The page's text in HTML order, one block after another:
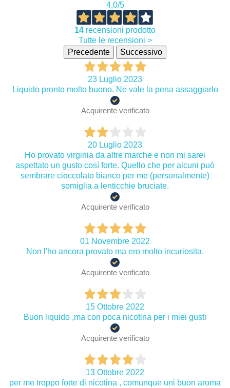
4,0/5
14 recensioni prodotto
Tutte le recensioni >
Precedente
Successivo
23 Luglio 2023
Liquido pronto molto buono. Ne vale la pena assaggiarlo
Acquirente verificato
20 Luglio 2023
Ho provato virginia da altre marche e non mi sarei
aspettato un gusto così forte. Quello che per alcuni può
sembrare cioccolato bianco per me (personalmente)
somiglia a lenticchie bruciate.
Acquirente verificato
01 Novembre 2022
Non l'ho ancora provato ma ero molto incuriosita.
Acquirente verificato
15 Ottobre 2022
Buon liquido ,ma con poca nicotina per i miei gusti
Acquirente verificato
13 Ottobre 2022
per me troppo forte di nicotina , comunque uni buon aroma